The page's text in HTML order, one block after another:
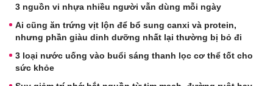
3 nguồn vi nhựa nhiều người vẫn dùng mỗi ngày
Ai cũng ăn trứng vịt lộn để bổ sung canxi và protein,
nhưng phần giàu dinh dưỡng nhất lại thường bị bỏ đi
3 loại nước uống vào buổi sáng thanh lọc cơ thể tốt cho
sức khỏe